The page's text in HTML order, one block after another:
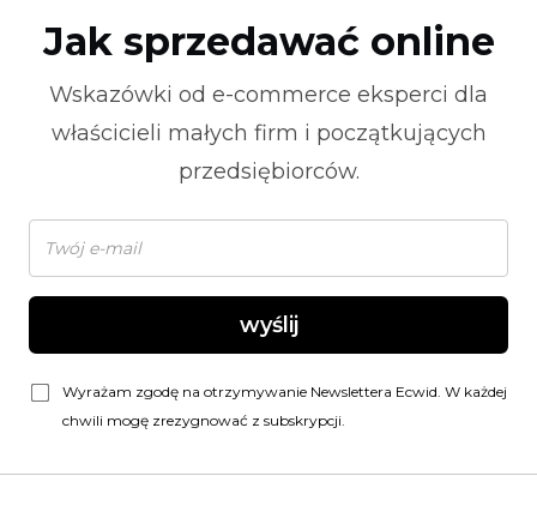
Jak sprzedawać online
Wskazówki od e-commerce eksperci dla
właścicieli małych firm i początkujących
przedsiębiorców.
wyślij
Wyrażam zgodę na otrzymywanie Newslettera Ecwid. W każdej
chwili mogę zrezygnować z subskrypcji.